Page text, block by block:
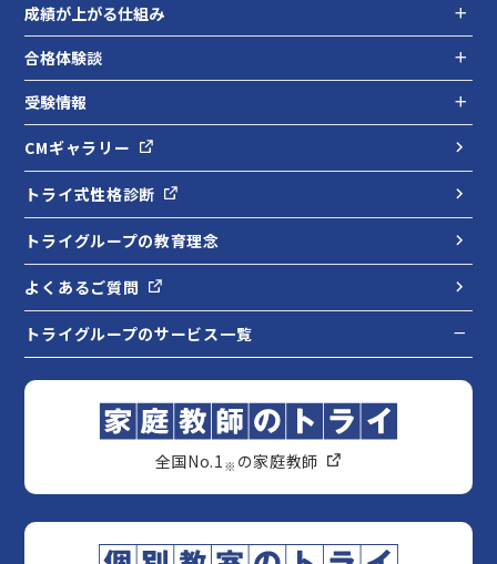
成績が上がる仕組み
合格体験談
受験情報
CMギャラリー
トライ式性格診断
トライグループの教育理念
よくあるご質問
トライグループのサービス一覧
全国No.1 ※ の家庭教師